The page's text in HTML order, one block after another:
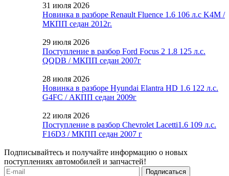
31 июля 2026
Новинка в разборе Renault Fluence 1.6 106 л.с K4M /
МКПП седан 2012г.
29 июля 2026
Поступление в разбор Ford Focus 2 1.8 125 л.с.
QQDB / МКПП седан 2007г
28 июля 2026
Новинка в разборе Hyundai Elantra HD 1.6 122 л.с.
G4FC / АКПП седан 2009г
22 июля 2026
Поступление в разбор Chevrolet Lacetti1.6 109 л.с.
F16D3 / МКПП седан 2007 г
Подписывайтесь и получайте информацию о новых
поступлениях автомобилей и запчастей!